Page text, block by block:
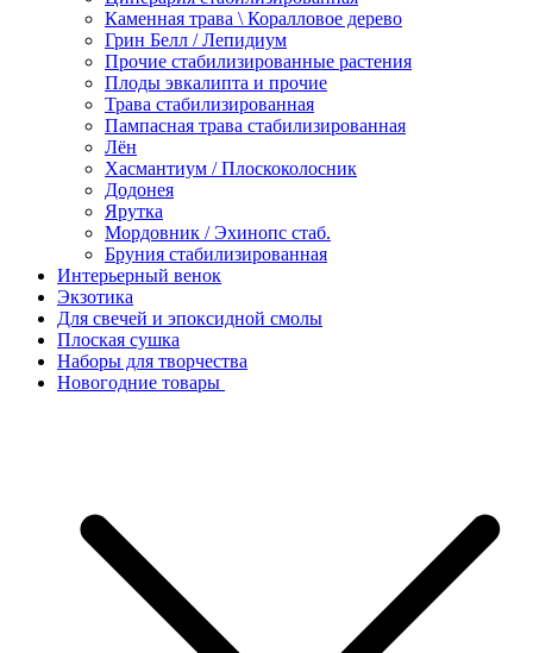
Каменная трава \ Коралловое дерево
Грин Белл / Лепидиум
Прочие стабилизированные растения
Плоды эвкалипта и прочие
Трава стабилизированная
Пампасная трава стабилизированная
Лён
Хасмантиум / Плоскоколосник
Додонея
Ярутка
Мордовник / Эхинопс стаб.
Бруния стабилизированная
Интерьерный венок
Экзотика
Для свечей и эпоксидной смолы
Плоская сушка
Наборы для творчества
Новогодние товары